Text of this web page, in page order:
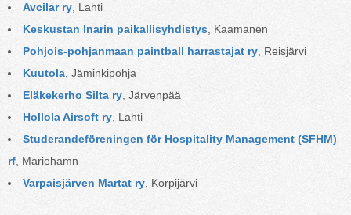
Avcilar ry , Lahti
Keskustan lnarin paikallisyhdistys , Kaamanen
Pohjois-pohjanmaan paintball harrastajat ry , Reisjärvi
Kuutola , Jäminkipohja
Eläkekerho Silta ry , Järvenpää
Hollola Airsoft ry , Lahti
Studerandeföreningen för Hospitality Management (SFHM)
rf , Mariehamn
Varpaisjärven Martat ry , Korpijärvi